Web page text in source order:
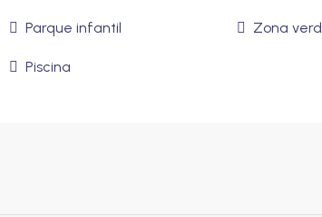
Parque infantil
Piscina
Zona